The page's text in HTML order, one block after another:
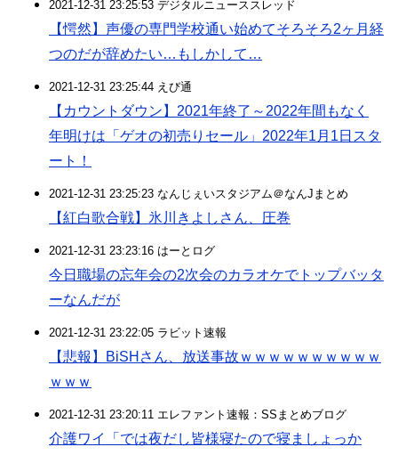
2021-12-31 23:25:53 デジタルニューススレッド
【愕然】声優の専門学校通い始めてそろそろ2ヶ月経
つのだが辞めたい…もしかして…
2021-12-31 23:25:44 えび通
【カウントダウン】2021年終了～2022年間もなく
年明けは「ゲオの初売りセール」2022年1月1日スタ
ート！
2021-12-31 23:25:23 なんじぇいスタジアム＠なんJまとめ
【紅白歌合戦】氷川きよしさん、圧巻
2021-12-31 23:23:16 はーとログ
今日職場の忘年会の2次会のカラオケでトップバッタ
ーなんだが
2021-12-31 23:22:05 ラビット速報
【悲報】BiSHさん、放送事故ｗｗｗｗｗｗｗｗｗｗ
ｗｗｗ
2021-12-31 23:20:11 エレファント速報：SSまとめブログ
介護ワイ「では夜だし皆様寝たので寝ましょっか